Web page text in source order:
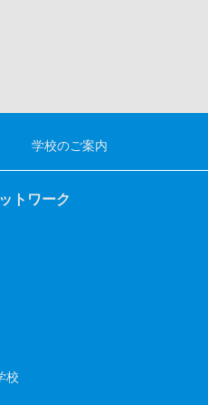
学校のご案内
トワーク
校